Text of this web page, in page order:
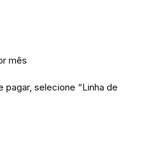
mês
selecione “Linha de